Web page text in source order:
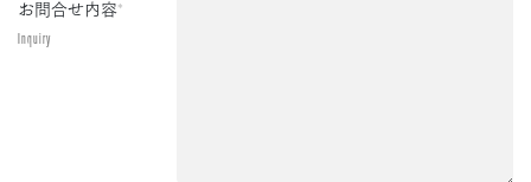
お問合せ内容*
Inquiry